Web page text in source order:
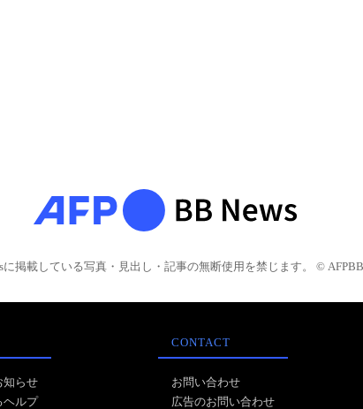
に掲載している写真・見出し・記事の無断使用を禁じます。 © AFPBB
知らせ
ヘルプ
CONTACT
お問い合わせ
広告のお問い合わせ